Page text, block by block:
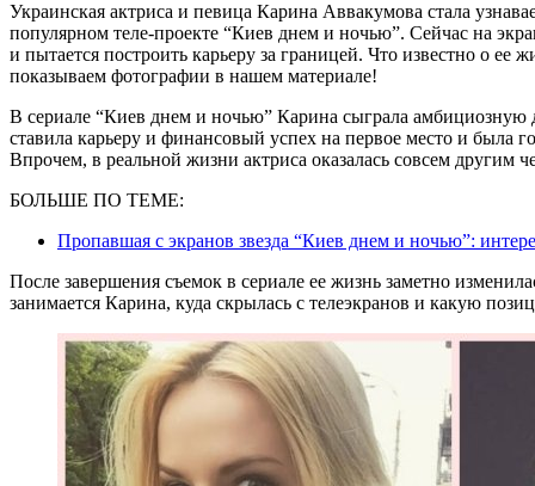
Украинская актриса и певица Карина Аввакумова стала узнаваема для широкой аудитории после участия в
популярном теле-проекте “Киев днем и ночью”. Сейчас на
и пытается построить карьеру за границей. Что известно о ее
показываем фотографии в нашем материале!
В сериале “Киев днем и ночью” Карина сыграла
ставила карьеру и финансовый успех на первое место и была
Впрочем, в реальной жизни актриса оказалась совсем другим
БОЛЬШЕ ПО ТЕМЕ:
Пропавшая с экранов звезда “Киев днем и ночью”:
После завершения съемок в сериале ее жизнь заметно
занимается Карина, куда скрылась с телеэкранов и какую